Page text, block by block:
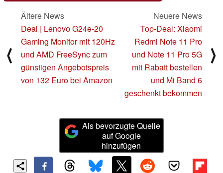
⟨
Ältere News
Deal | Lenovo G24e-20
Gaming Monitor mit 120Hz
und AMD FreeSync zum
günstigen Angebotspreis
von 132 Euro bei Amazon
Neuere News
Top-Deal: Xiaomi
Redmi Note 11 Pro
und Note 11 Pro 5G
mit Rabatt bestellen
und Mi Band 6
geschenkt bekommen
⟩
Als bevorzugte Quelle
auf Google
hinzufügen